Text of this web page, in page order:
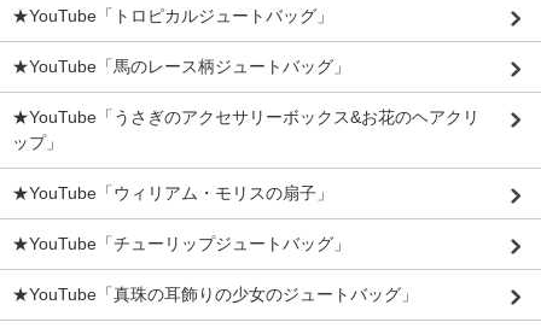
★YouTube「トロピカルジュートバッグ」
★YouTube「馬のレース柄ジュートバッグ」
★YouTube「うさぎのアクセサリーボックス&お花のヘアクリ
ップ」
★YouTube「ウィリアム・モリスの扇子」
★YouTube「チューリップジュートバッグ」
★YouTube「真珠の耳飾りの少女のジュートバッグ」